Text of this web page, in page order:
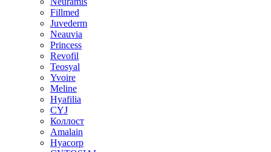
Fillmed
Juvederm
Neauvia
Princess
Revofil
Teosyal
Yvoire
Meline
Hyafilia
CYJ
Коллост
Amalain
Hyacorp